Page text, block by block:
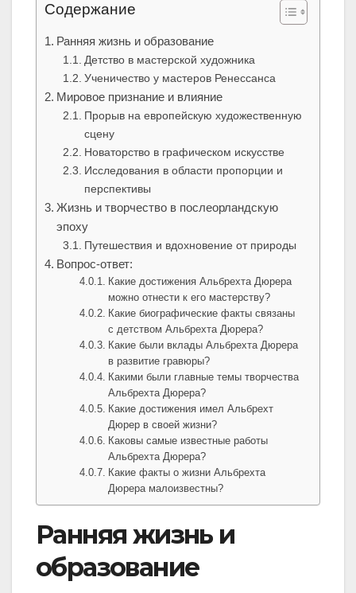
Содержание
Ранняя жизнь и образование
Детство в мастерской художника
Ученичество у мастеров Ренессанса
Мировое признание и влияние
Прорыв на европейскую художественную
сцену
Новаторство в графическом искусстве
Исследования в области пропорции и
перспективы
Жизнь и творчество в послеорландскую
эпоху
Путешествия и вдохновение от природы
Вопрос-ответ:
Какие достижения Альбрехта Дюрера
можно отнести к его мастерству?
Какие биографические факты связаны
с детством Альбрехта Дюрера?
Какие были вклады Альбрехта Дюрера
в развитие гравюры?
Какими были главные темы творчества
Альбрехта Дюрера?
Какие достижения имел Альбрехт
Дюрер в своей жизни?
Каковы самые известные работы
Альбрехта Дюрера?
Какие факты о жизни Альбрехта
Дюрера малоизвестны?
Ранняя жизнь и
образование